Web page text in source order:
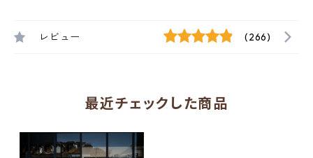
レビュー (266)
最近チェックした商品